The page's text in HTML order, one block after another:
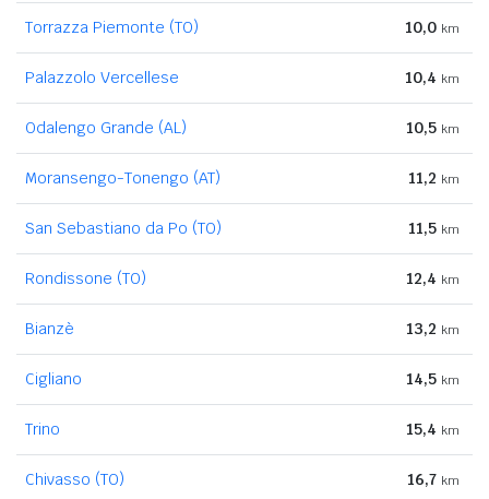
Torrazza Piemonte (TO) 10,0 km
Palazzolo Vercellese 10,4 km
Odalengo Grande (AL) 10,5 km
Moransengo-Tonengo (AT) 11,2 km
San Sebastiano da Po (TO) 11,5 km
Rondissone (TO) 12,4 km
Bianzè 13,2 km
Cigliano 14,5 km
Trino 15,4 km
Chivasso (TO) 16,7 km